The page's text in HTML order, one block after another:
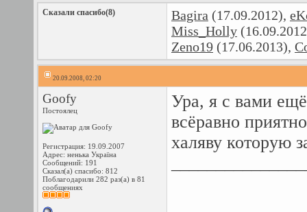
Сказали спасибо(8) Bagira (17.09.2012),
Miss_Holly
Zeno19 (17.06.2013),
20.09.2008, 02:20
Goofy
Постоялец
Регистрация: 19.09.2007
Адрес: ненька Україна
Сообщений: 191
Сказал(а) спасибо: 812
Поблагодарили 282 раз(а) в 81
сообщениях
Ура, я с вами
всёравно
халяву которую